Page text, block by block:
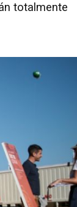
totalmente